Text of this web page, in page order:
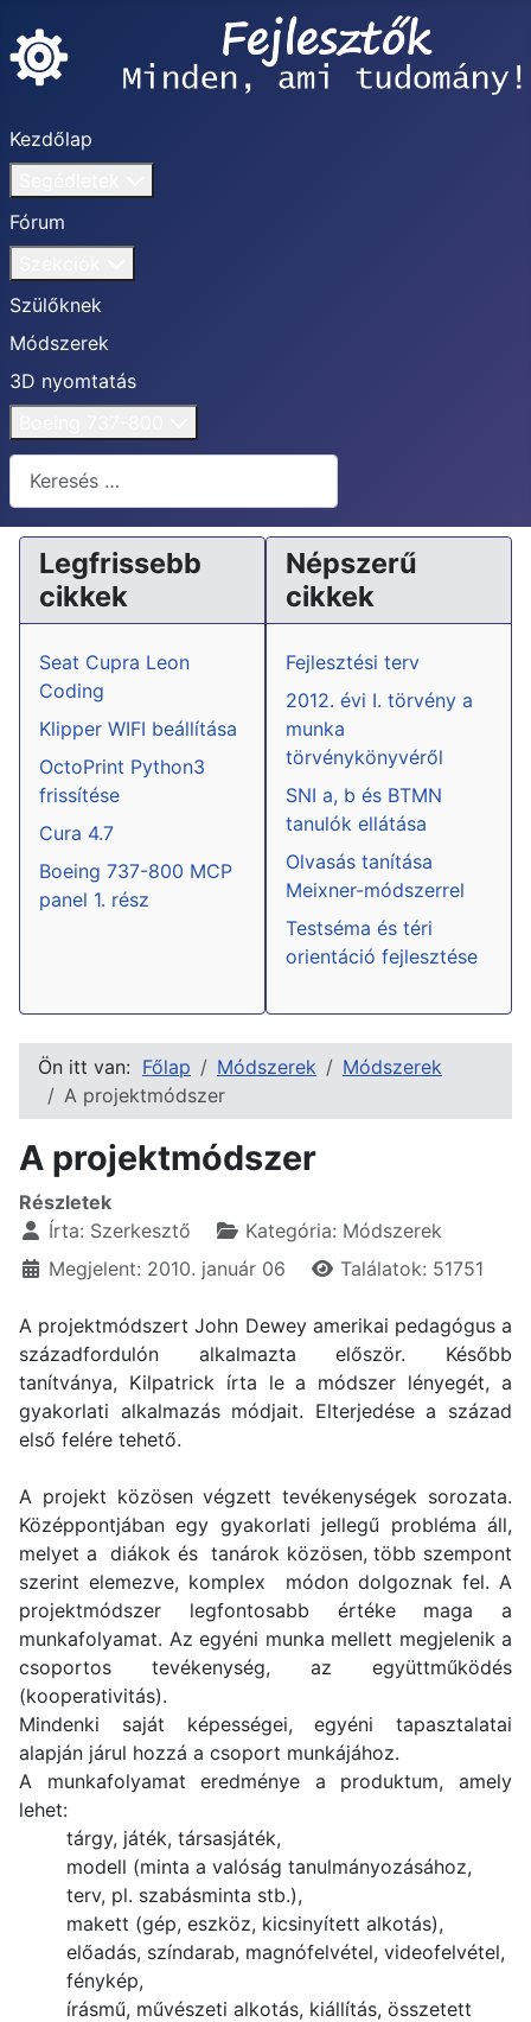
Kezdőlap
Fórum
Szülőknek
Módszerek
3D nyomtatás
Keresés...
Legfrissebb
cikkek
Seat Cupra Leon
Coding
Klipper WIFI beállítása
OctoPrint Python3
frissítése
Cura 4.7
Boeing 737-800 MCP
panel 1. rész
Népszerű
cikkek
Fejlesztési terv
2012. évi I. törvény a
munka
törvénykönyvéről
SNI a, b és BTMN
tanulók ellátása
Olvasás tanítása
Meixner-módszerrel
Testséma és téri
orientáció fejlesztése
Ön itt van: Főlap Módszerek
Módszerek
A projektmódszer
A projektmódszer
Részletek
Írta: Szerkesztő Kategória: Módszerek
Megjelent: 2010. január 06
Találatok: 51751
A projektmódszert John Dewey amerikai pedagógus a
századfordulón alkalmazta először. Később
tanítványa, Kilpatrick írta le a módszer lényegét, a
gyakorlati alkalmazás módjait. Elterjedése a század
első felére tehető.
A projekt közösen végzett tevékenységek sorozata.
Középpontjában egy gyakorlati jellegű probléma áll,
melyet a diákok és tanárok közösen, több szempont
szerint elemezve, komplex módon dolgoznak fel. A
projektmódszer legfontosabb értéke maga a
munkafolyamat. Az egyéni munka mellett megjelenik a
csoportos tevékenység, az együttműködés
(kooperativitás).
Mindenki saját képességei, egyéni tapasztalatai
alapján járul hozzá a csoport munkájához.
A munkafolyamat eredménye a produktum, amely
lehet:
tárgy, játék, társasjáték,
modell (minta a valóság tanulmányozásához,
terv, pl. szabásminta stb.),
makett (gép, eszköz, kicsinyített alkotás),
előadás, színdarab, magnófelvétel, videofelvétel,
fénykép,
írásmű, művészeti alkotás, kiállítás, összetett